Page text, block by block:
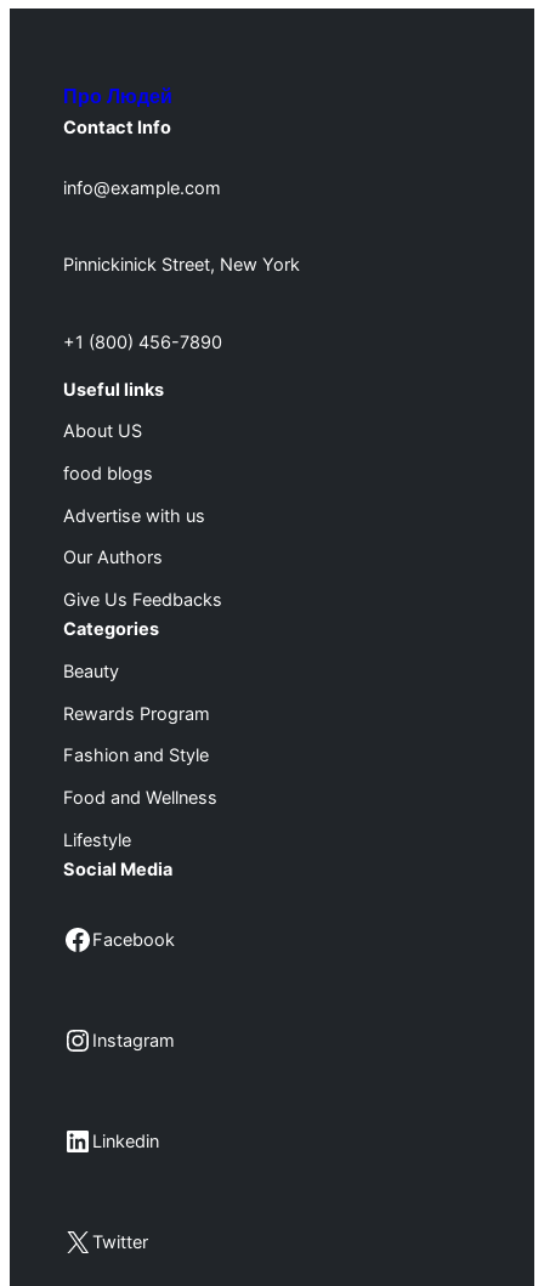
Про Людей
Contact Info
info@example.com
Pinnickinick Street, New York
+1 (800) 456-7890
Useful links
About US
food blogs
Advertise with us
Our Authors
Give Us Feedbacks
Categories
Beauty
Rewards Program
Fashion and Style
Food and Wellness
Lifestyle
Social Media
Facebook Facebook
Instagram Instagram
LinkedIn Linkedin
X Twitter